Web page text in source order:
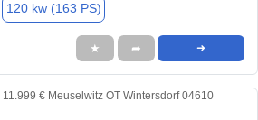
120 kw (163 PS)
★ ➦ ➜